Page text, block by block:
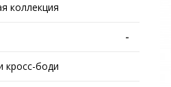
коллекция
-
кросс-боди